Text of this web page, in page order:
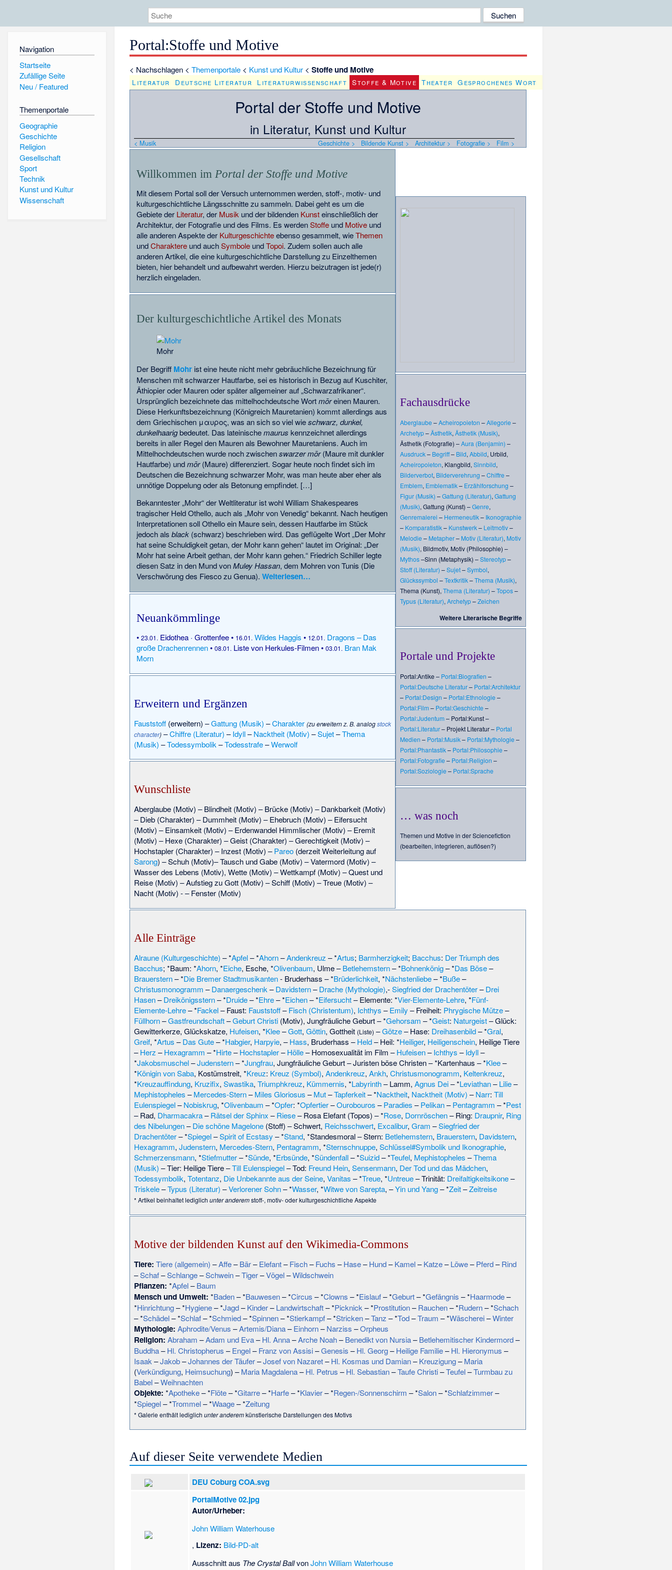
Navigation
Startseite
Zufällige Seite
Neu / Featured
Themenportale
Geographie
Geschichte
Religion
Gesellschaft
Sport
Technik
Kunst und Kultur
Wissenschaft
Portal:Stoffe und Motive
< Nachschlagen <Themenportale < Kunst und Kultur <Stoffe und Motive
Literatur Deutsche Literatur Literaturwissenschaft Stoffe & Motive Theater Gesprochenes Wort
Portal der Stoffe und Motive
in Literatur, Kunst und Kultur
< Musik Geschichte > Bildende Kunst > Architektur > Fotografie > Film >
Willkommen im Portal der Stoffe und Motive
Mit diesem Portal soll der Versuch unternommen werden, stoff-, motiv- und
kulturgeschichtliche Längsschnitte zu sammeln. Dabei geht es um die
Gebiete der Literatur, der Musikund der bildenden Kunsteinschließlich der
Architektur, der Fotografie und des Films. Es werdenStoffeund Motiveund
alle anderen Aspekte der Kulturgeschichteebenso gesammelt, wieThemen
undCharaktereund auchSymboleundTopoi. Zudem sollen auch alle
anderen Artikel, die eine kulturgeschichtliche Darstellung zu Einzelthemen
bieten, hier behandelt und aufbewahrt werden. Hierzu beizutragen ist jede(r)
herzlich eingeladen.
Der kulturgeschichtliche Artikel des Monats
Mohr
Der Begriff Mohrist eine heute nicht mehr gebräuchliche Bezeichnung für
Menschen mit schwarzer Hautfarbe, sei es historisch in Bezug auf Kuschiter,
Äthiopier oder Mauren oder später allgemeiner auf „Schwarzafrikaner“.
Ursprünglich bezeichnete das mittelhochdeutsche Wortmōreinen Mauren.
Diese Herkunftsbezeichnung (Königreich Mauretanien) kommt allerdings aus
dem Griechischen μαυρος, was an sich so viel wieschwarz, dunkel,
dunkelhaarigbedeutet. Das lateinischemaurus kennzeichnet allerdings
bereits in aller Regel den Mauren als Bewohner Mauretaniens. Auch im
Mittelhochdeutschen wurde noch zwischenswarzer mōr(Maure mit dunkler
Hautfarbe) undmōr(Maure) differenziert. Sogar heute noch findet sich im
Deutschen die Bezeichnung schwarzer Mohr, was man heute aber eher als
unnötige Doppelung oder als Betonung empfindet. […]
Bekanntester „Mohr“ der Weltliteratur ist wohl William Shakespeares
tragischer Held Othello, auch als „Mohr von Venedig“ bekannt. Nach heutigen
Interpretationen soll Othello ein Maure sein, dessen Hautfarbe im Stück
jedoch als black(schwarz) beschrieben wird. Das geflügelte Wort „Der Mohr
hat seine Schuldigkeit getan, der Mohr kann gehen“ lautet im Original: „Der
Mohr hat seine Arbeit gethan, der Mohr kann gehen.“ Friedrich Schiller legte
diesen Satz in den Mund vonMuley Hassan, dem Mohren von Tunis (Die
Verschwörung des Fiesco zu Genua). Weiterlesen…
Neuankömmlinge
• 23.01. Eidothea· Grottenfee• 16.01. Wildes Haggis • 12.01. Dragons – Das
große Drachenrennen• 08.01. Liste von Herkules-Filmen• 03.01. Bran Mak
Morn
Erweitern und Ergänzen
Fauststoff(erweitern) –Gattung (Musik) –Charakter (zu erweitern z. B. analogstock
character)–Chiffre (Literatur) –Idyll–Nacktheit (Motiv) –Sujet–Thema
(Musik) –Todessymbolik –Todesstrafe–Werwolf
Wunschliste
Aberglaube (Motiv) –Blindheit (Motiv) –Brücke (Motiv) –Dankbarkeit (Motiv)
–Dieb (Charakter) –Dummheit (Motiv) –Ehebruch (Motiv) –Eifersucht
(Motiv) –Einsamkeit (Motiv) –Erdenwandel Himmlischer (Motiv) –Eremit
(Motiv) –Hexe (Charakter) –Geist (Charakter) –Gerechtigkeit (Motiv) –
Hochstapler (Charakter) –Inzest (Motiv) –Pareo(derzeit Weiterleitung auf
Sarong) –Schuh (Motiv)–Tausch und Gabe (Motiv) –Vatermord (Motiv) –
Wasser des Lebens (Motiv), Wette (Motiv) –Wettkampf (Motiv) –Quest und
Reise (Motiv) –Aufstieg zu Gott (Motiv) –Schiff (Motiv) –Treue (Motiv) –
Nacht (Motiv) - –Fenster (Motiv)
Fachausdrücke
Aberglaube–Acheiropoieton –Allegorie–
Archetyp–Ästhetik, Ästhetik (Musik),
Ästhetik (Fotografie) –Aura (Benjamin) –
Ausdruck– Begriff– Bild, Abbild, Urbild,
Acheiropoieton, Klangbild, Sinnbild,
Bilderverbot, Bilderverehrung –Chiffre–
Emblem, Emblematik– Erzählforschung –
Figur (Musik) –Gattung (Literatur), Gattung
(Musik), Gattung (Kunst) –Genre,
Genremalerei – Hermeneutik– Ikonographie
– Komparatistik– Kunstwerk– Leitmotiv–
Melodie– Metapher– Motiv (Literatur), Motiv
(Musik), Bildmotiv, Motiv (Philosophie) –
Mythos–Sinn (Metaphysik) –Stereotyp–
Stoff (Literatur) –Sujet–Symbol,
Glückssymbol –Textkritik–Thema (Musik),
Thema (Kunst), Thema (Literatur) –Topos–
Typus (Literatur), Archetyp–Zeichen
Weitere Literarische Begriffe
Portale und Projekte
Portal:Antike– Portal:Biografien –
Portal:Deutsche Literatur– Portal:Architektur
– Portal:Design – Portal:Ethnologie–
Portal:Film– Portal:Geschichte–
Portal:Judentum– Portal:Kunst–
Portal:Literatur– Projekt Literatur– Portal
Medien – Portal:Musik– Portal:Mythologie–
Portal:Phantastik– Portal:Philosophie–
Portal:Fotografie– Portal:Religion –
Portal:Soziologie– Portal:Sprache
… was noch
Themen und Motive in der Sciencefiction
(bearbeiten, integrieren, auflösen?)
Alle Einträge
Alraune (Kulturgeschichte) – *Apfel– *Ahorn–Andenkreuz – *Artus; Barmherzigkeit; Bacchus: Der Triumph des
Bacchus; *Baum: *Ahorn, *Eiche, Esche, *Olivenbaum, Ulme –Betlehemstern– *Bohnenkönig– *Das Böse–
Brauerstern– *Die Bremer Stadtmusikanten- Bruderhass – *Brüderlichkeit, *Nächstenliebe– *Buße–
Christusmonogramm –Danaergeschenk –Davidstern–Drache (Mythologie),-Siegfried der Drachentöter–Drei
Hasen–Dreikönigsstern– *Druide– *Ehre– *Eichen– *Eifersucht– Elemente: *Vier-Elemente-Lehre, *Fünf-
Elemente-Lehre– *Fackel– Faust: Fauststoff–Fisch (Christentum), Ichthys –Emily – Freiheit: Phrygische Mütze–
Füllhorn–Gastfreundschaft–Geburt Christi(Motiv), Jungfräuliche Geburt– *Gehorsam – *Geist: Naturgeist– Glück:
Gewitterkerze, Glückskatze, Hufeisen, *Klee–Gott, Göttin, Gottheit (Liste) –Götze– Hase: Dreihasenbild– *Gral,
Greif, *Artus –Das Gute– *Habgier, Harpyie, –Hass, Bruderhass –Held– Heil: *Heiliger, Heiligenschein, Heilige Tiere
–Herz –Hexagramm – *Hirte–Hochstapler–Hölle–Homosexualität im Film –Hufeisen–Ichthys –Idyll–
*Jakobsmuschel–Judenstern– *Jungfrau, Jungfräuliche Geburt–Juristen böse Christen– *Kartenhaus – *Klee–
*Königin von Saba, Kostümstreit, *Kreuz: Kreuz (Symbol), Andenkreuz, Ankh, Christusmonogramm, Keltenkreuz,
*Kreuzauffindung, Kruzifix, Swastika, Triumphkreuz, Kümmernis, *Labyrinth– Lamm, Agnus Dei– *Leviathan–Lilie–
Mephistopheles –Mercedes-Stern–Miles Gloriosus –Mut–Tapferkeit– *Nacktheit, Nacktheit (Motiv) –Narr: Till
Eulenspiegel–Nobiskrug, *Olivenbaum – *Opfer: *Opfertier–Ourobouros –Paradies –Pelikan–Pentagramm – *Pest
– Rad, Dharmacakra–Rätsel der Sphinx –Riese–Rosa Elefant(Topos) – *Rose, Dornröschen– Ring: Draupnir, Ring
des Nibelungen–Die schöne Magelone(Stoff) – Schwert, Reichsschwert, Excalibur, Gram –Siegfried der
Drachentöter– *Spiegel–Spirit of Ecstasy – *Stand, *Standesmoral– Stern: Betlehemstern, Brauerstern, Davidstern,
Hexagramm, Judenstern, Mercedes-Stern, Pentagramm, *Sternschnuppe, Schlüssel#Symbolik und Ikonographie,
Schmerzensmann, *Stiefmutter– *Sünde, *Erbsünde, *Sündenfall– *Suizid– *Teufel, Mephistopheles –Thema
(Musik) – Tier: Heilige Tiere–Till Eulenspiegel– Tod: Freund Hein, Sensenmann, Der Tod und das Mädchen,
Todessymbolik, Totentanz, Die Unbekannte aus der Seine, Vanitas – *Treue, *Untreue– Trinität: Dreifaltigkeitsikone–
Triskele–Typus (Literatur) –Verlorener Sohn– *Wasser, *Witwe von Sarepta, –Yin und Yang– *Zeit–Zeitreise
* Artikel beinhaltet lediglich unter anderemstoff-, motiv- oder kulturgeschichtliche Aspekte
Motive der bildenden Kunst auf den Wikimedia-Commons
Tiere: Tiere (allgemein) –Affe–Bär–Elefant–Fisch–Fuchs –Hase–Hund–Kamel–Katze–Löwe–Pferd–Rind
–Schaf–Schlange–Schwein–Tiger–Vögel–Wildschwein
Pflanzen: *Apfel–Baum
Mensch und Umwelt: *Baden– *Bauwesen– *Circus – *Clowns – *Eislauf– *Geburt– *Gefängnis – *Haarmode–
*Hinrichtung– *Hygiene– *Jagd–Kinder–Landwirtschaft– *Picknick – *Prostitution–Rauchen– *Rudern– *Schach
– *Schädel– *Schlaf– *Schmied– *Spinnen– *Stierkampf– *Stricken–Tanz – *Tod–Traum – *Wäscherei–Winter
Mythologie: Aphrodite/Venus –Artemis/Diana–Einhorn–Narziss –Orpheus
Religion: Abraham –Adam und Eva–Hl. Anna–Arche Noah–Benedikt von Nursia–Betlehemitischer Kindermord–
Buddha–Hl. Christopherus –Engel–Franz von Assisi–Genesis –Hl. Georg–Heilige Familie–Hl. Hieronymus –
Isaak –Jakob–Johannes der Täufer–Josef von Nazaret–Hl. Kosmas und Damian–Kreuzigung–Maria
(Verkündigung, Heimsuchung) –Maria Magdalena–Hl. Petrus –Hl. Sebastian–Taufe Christi–Teufel–Turmbau zu
Babel–Weihnachten
Objekte: *Apotheke– *Flöte– *Gitarre– *Harfe– *Klavier– *Regen-/Sonnenschirm – *Salon– *Schlafzimmer–
*Spiegel– *Trommel– *Waage– *Zeitung
* Galerie enthält lediglich unter anderemkünstlerische Darstellungen des Motivs
Auf dieser Seite verwendete Medien
DEU Coburg COA.svg
PortalMotive 02.jpg
Autor/Urheber:
John William Waterhouse
, Lizenz: Bild-PD-alt
Ausschnitt aus The Crystal BallvonJohn William Waterhouse